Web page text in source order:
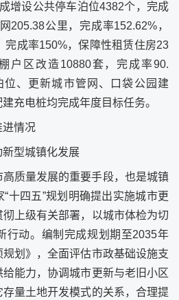
增设公共停车泊位4382个，完成
205.38公里，完成率152.62%，
完成率150%，保障性租赁住房23
户区改造10880套，完成率90.
、更新城市管网、口袋公园建
充电桩均完成年度目标任务。
进情况
新型城镇化发展
质量发展的重要手段，也是城镇
十四五”规划明确提出实施城市更
上级有关部署，以城市体检为切
行动。编制完成规划期至2035年
划》，全面评估市政基础设施支
能力，协调城市更新与老旧小区
量土地开发模式的关系，合理提